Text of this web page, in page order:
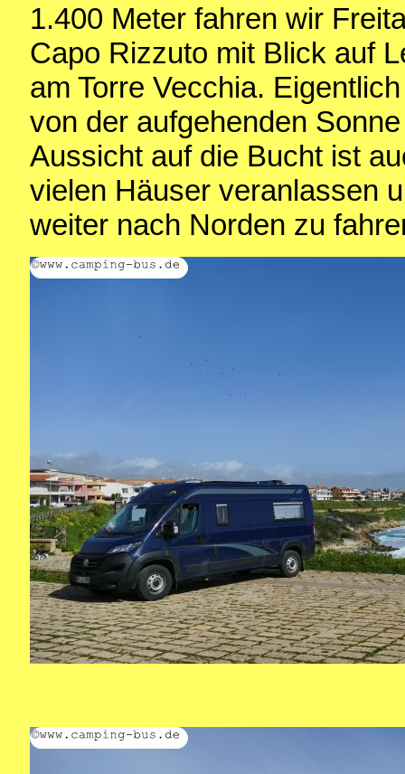
1.400 Meter fahren wir
Capo Rizzuto mit Blick auf
am Torre Vecchia.
von der aufgehenden
Aussicht auf die Bucht ist
vielen Häuser veranlassen
weiter nach Norden zu